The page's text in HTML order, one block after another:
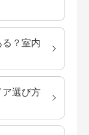
？室内
選び方